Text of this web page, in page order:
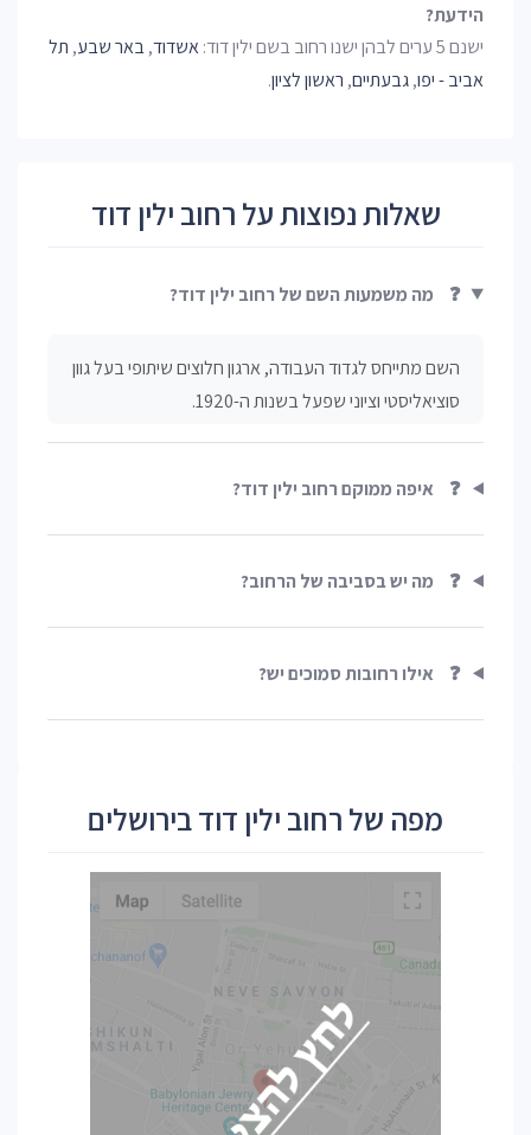
הידעת?
ישנם 5 ערים לבהן ישנו רחוב בשם ילין דוד:
אשדוד,באר שבע, תל
אביב - יפו,גבעתיים, ראשון לציון.
שאלות נפוצות על רחוב ילין דוד
❓ מה משמעות השם של רחוב ילין דוד?
השם מתייחס לגדוד העבודה, ארגון חלוצים שיתופי בעל גוון
סוציאליסטי וציוני שפעל בשנות ה-1920.
❓ איפה ממוקם רחוב ילין דוד?
❓ מה יש בסביבה של הרחוב?
❓ אילו רחובות סמוכים יש?
מפה של רחוב ילין דוד בירושלים